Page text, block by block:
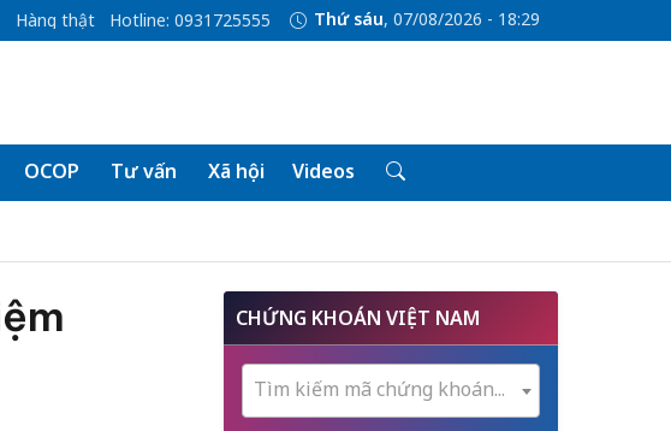
Hàng thật Hotline: 0931725555 Thứ sáu, 07/08/2026 - 18:29
OCOP Tư vấn Xã hội Videos
CHỨNG KHOÁN VIỆT NAM
Tìm kiếm mã chứng khoán...